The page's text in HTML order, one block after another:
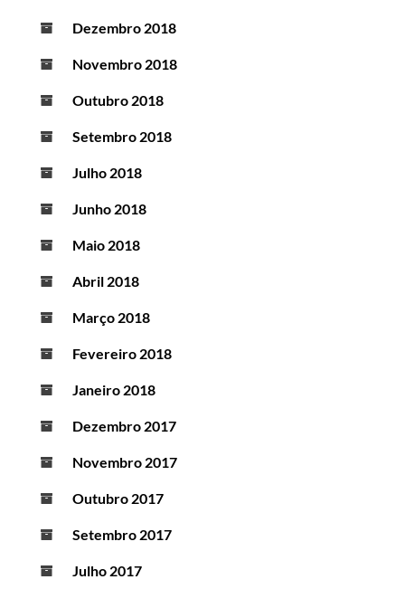
Dezembro 2018
Novembro 2018
Outubro 2018
Setembro 2018
Julho 2018
Junho 2018
Maio 2018
Abril 2018
Março 2018
Fevereiro 2018
Janeiro 2018
Dezembro 2017
Novembro 2017
Outubro 2017
Setembro 2017
Julho 2017